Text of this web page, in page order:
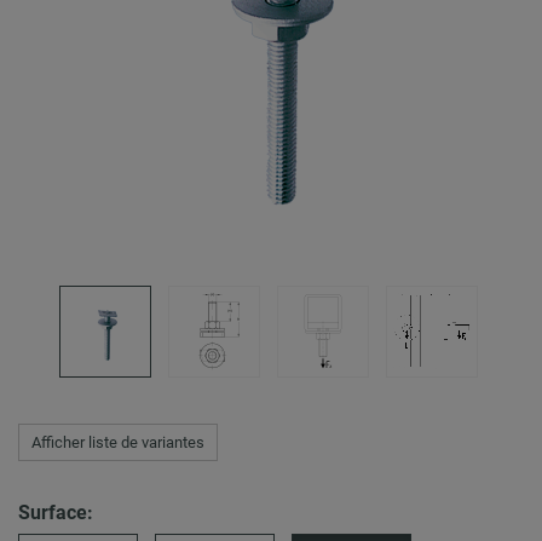
Afficher liste de variantes
Surface: